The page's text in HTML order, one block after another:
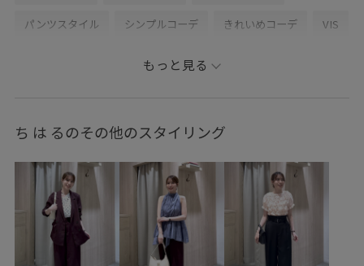
パンツスタイル シンプルコーデ きれいめコーデ VIS
トップス
ネックレス バングル/リストバンド
26officecasual 2BUY10%OFF対象商品 2WAYで使える
Ssize_akisuda Tシャツ vadle VIS_2026SS_POLO
VIS_2026SS_POLO2 vis_26ss_summertops
もっと見る
ち は るのその他のスタイリング